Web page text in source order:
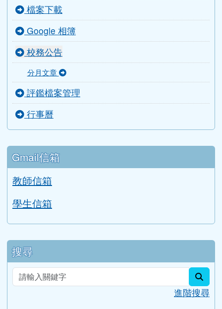
檔案下載
Google 相簿
校務公告
分月文章
評鑑檔案管理
行事曆
Gmail信箱
教師信箱
學生信箱
搜尋
進階搜尋